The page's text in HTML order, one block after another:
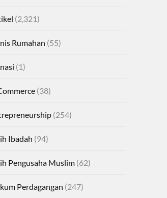
(2,321)
Rumahan (55)
(1)
(38)
(254)
Ibadah (94)
Pengusaha Muslim(62)
Perdagangan (247)